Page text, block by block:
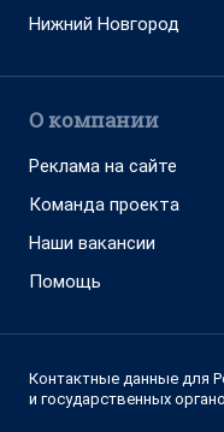
Нижний Новгород
О компании
Реклама на сайте
Команда проекта
Наши вакансии
Помощь
Контактные данные для
и государственных